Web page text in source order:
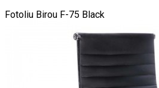
Fotoliu Birou F-75 Black